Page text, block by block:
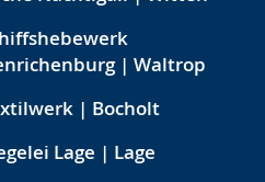
| Waltrop
| Bocholt
Lage | Lage